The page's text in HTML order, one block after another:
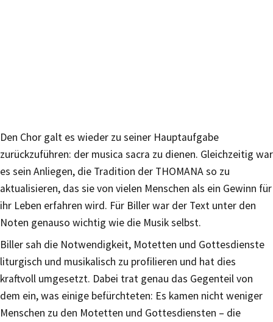
Den Chor galt es wieder zu seiner Hauptaufgabe
zurückzuführen: der musica sacra zu dienen. Gleichzeitig war
es sein Anliegen, die Tradition der THOMANA so zu
aktualisieren, das sie von vielen Menschen als ein Gewinn für
ihr Leben erfahren wird. Für Biller war der Text unter den
Noten genauso wichtig wie die Musik selbst.
Biller sah die Notwendigkeit, Motetten und Gottesdienste
liturgisch und musikalisch zu profilieren und hat dies
kraftvoll umgesetzt. Dabei trat genau das Gegenteil von
dem ein, was einige befürchteten: Es kamen nicht weniger
Menschen zu den Motetten und Gottesdiensten – die